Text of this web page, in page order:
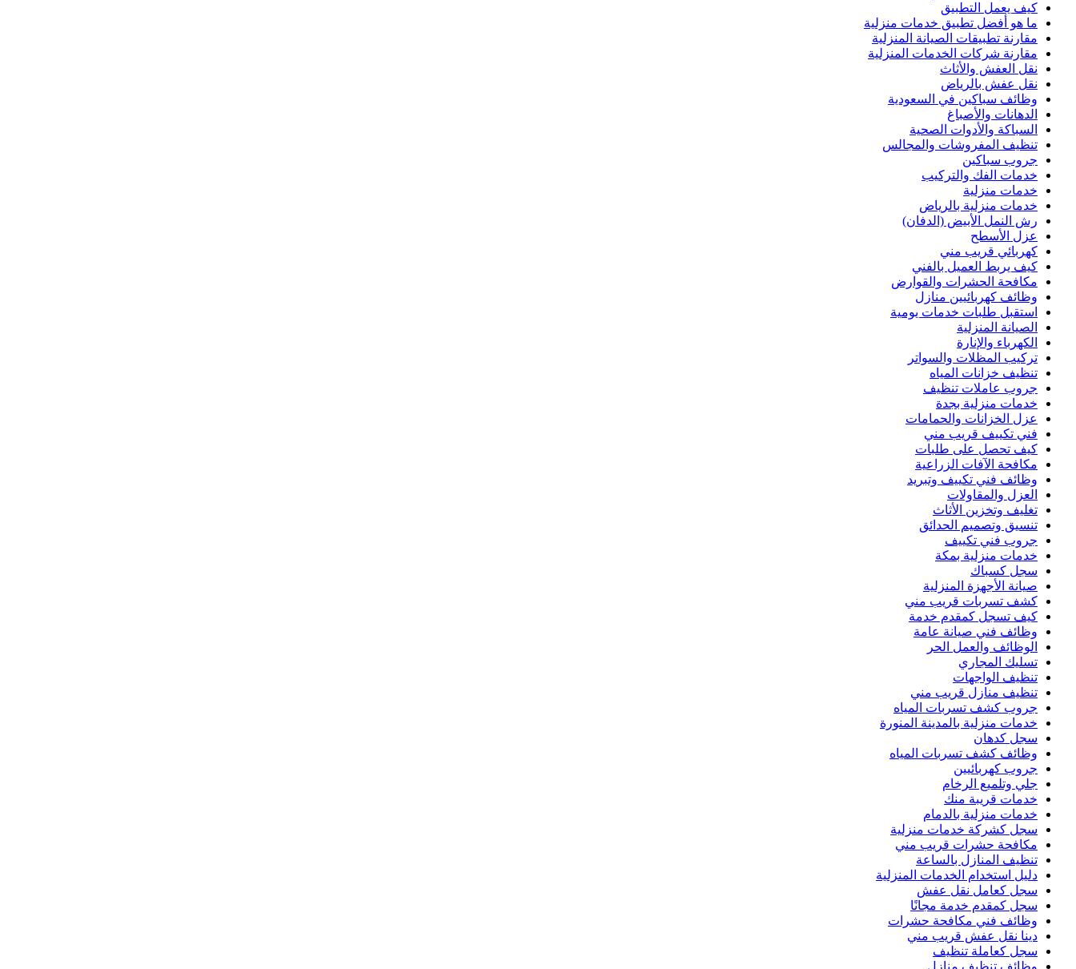
كيف يعمل التطبيق
ما هو أفضل تطبيق خدمات منزلية
مقارنة تطبيقات الصيانة المنزلية
مقارنة شركات الخدمات المنزلية
نقل العفش والأثاث
نقل عفش بالرياض
وظائف سباكين في السعودية
الدهانات والأصباغ
السباكة والأدوات الصحية
تنظيف المفروشات والمجالس
جروب سباكين
خدمات الفك والتركيب
خدمات منزلية
خدمات منزلية بالرياض
رش النمل الأبيض (الدفان)
عزل الأسطح
كهربائي قريب مني
كيف يربط العميل بالفني
مكافحة الحشرات والقوارض
وظائف كهربائيين منازل
استقبل طلبات خدمات يومية
الصيانة المنزلية
الكهرباء والإنارة
تركيب المظلات والسواتر
تنظيف خزانات المياه
جروب عاملات تنظيف
خدمات منزلية بجدة
عزل الخزانات والحمامات
فني تكييف قريب مني
كيف تحصل على طلبات
مكافحة الآفات الزراعية
وظائف فني تكييف وتبريد
العزل والمقاولات
تغليف وتخزين الأثاث
تنسيق وتصميم الحدائق
جروب فني تكييف
خدمات منزلية بمكة
سجل كسباك
صيانة الأجهزة المنزلية
كشف تسربات قريب مني
كيف تسجل كمقدم خدمة
وظائف فني صيانة عامة
الوظائف والعمل الحر
تسليك المجاري
تنظيف الواجهات
تنظيف منازل قريب مني
جروب كشف تسربات المياه
خدمات منزلية بالمدينة المنورة
سجل كدهان
وظائف كشف تسربات المياه
جروب كهربائيين
جلي وتلميع الرخام
خدمات قريبة منك
خدمات منزلية بالدمام
سجل كشركة خدمات منزلية
مكافحة حشرات قريب مني
تنظيف المنازل بالساعة
دليل استخدام الخدمات المنزلية
سجل كعامل نقل عفش
سجل كمقدم خدمة مجانًا
وظائف فني مكافحة حشرات
دينا نقل عفش قريب مني
سجل كعاملة تنظيف
وظائف تنظيف منازل